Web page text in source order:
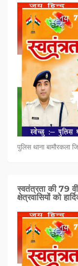
पुलिस थाना बामौरकला
स्वतंत्रता की 79 वीं
क्षेत्रवासियों को